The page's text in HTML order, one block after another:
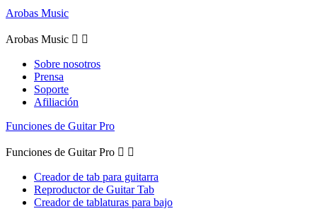
Arobas Music
Arobas Music  
Sobre nosotros
Prensa
Soporte
Afiliación
Funciones de Guitar Pro
Funciones de Guitar Pro  
Creador de tab para guitarra
Reproductor de Guitar Tab
Creador de tablaturas para bajo